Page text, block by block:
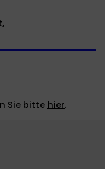
,
Sie bitte hier.